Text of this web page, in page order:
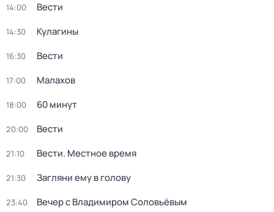
14:00 Вести
14:30 Кулагины
16:30 Вести
17:00 Малахов
18:00 60 минут
20:00 Вести
21:10 Вести. Местное время
21:30 Загляни ему в голову
23:40 Вечер с Владимиром Соловьёвым